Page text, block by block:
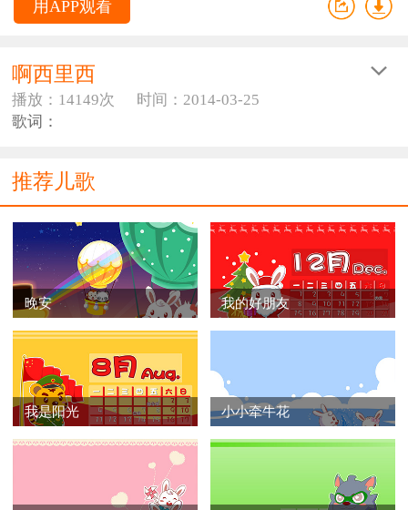
用APP观看
啊西里西
播放：14149次
时间：2014-03-25
歌词：
大家快来做游戏
丘都者那的丘都者，
丘都拉迪丘都拉迪翁啊翁啊（啊呀）
丘都者马翁啊是翁。
你爱游戏，我爱游戏，
活活泼泼（呀）多有趣，
我们大家我们大家快来快来（啊呀）
推荐儿歌
晚安 我的好朋友
我是阳光 小小牵牛花